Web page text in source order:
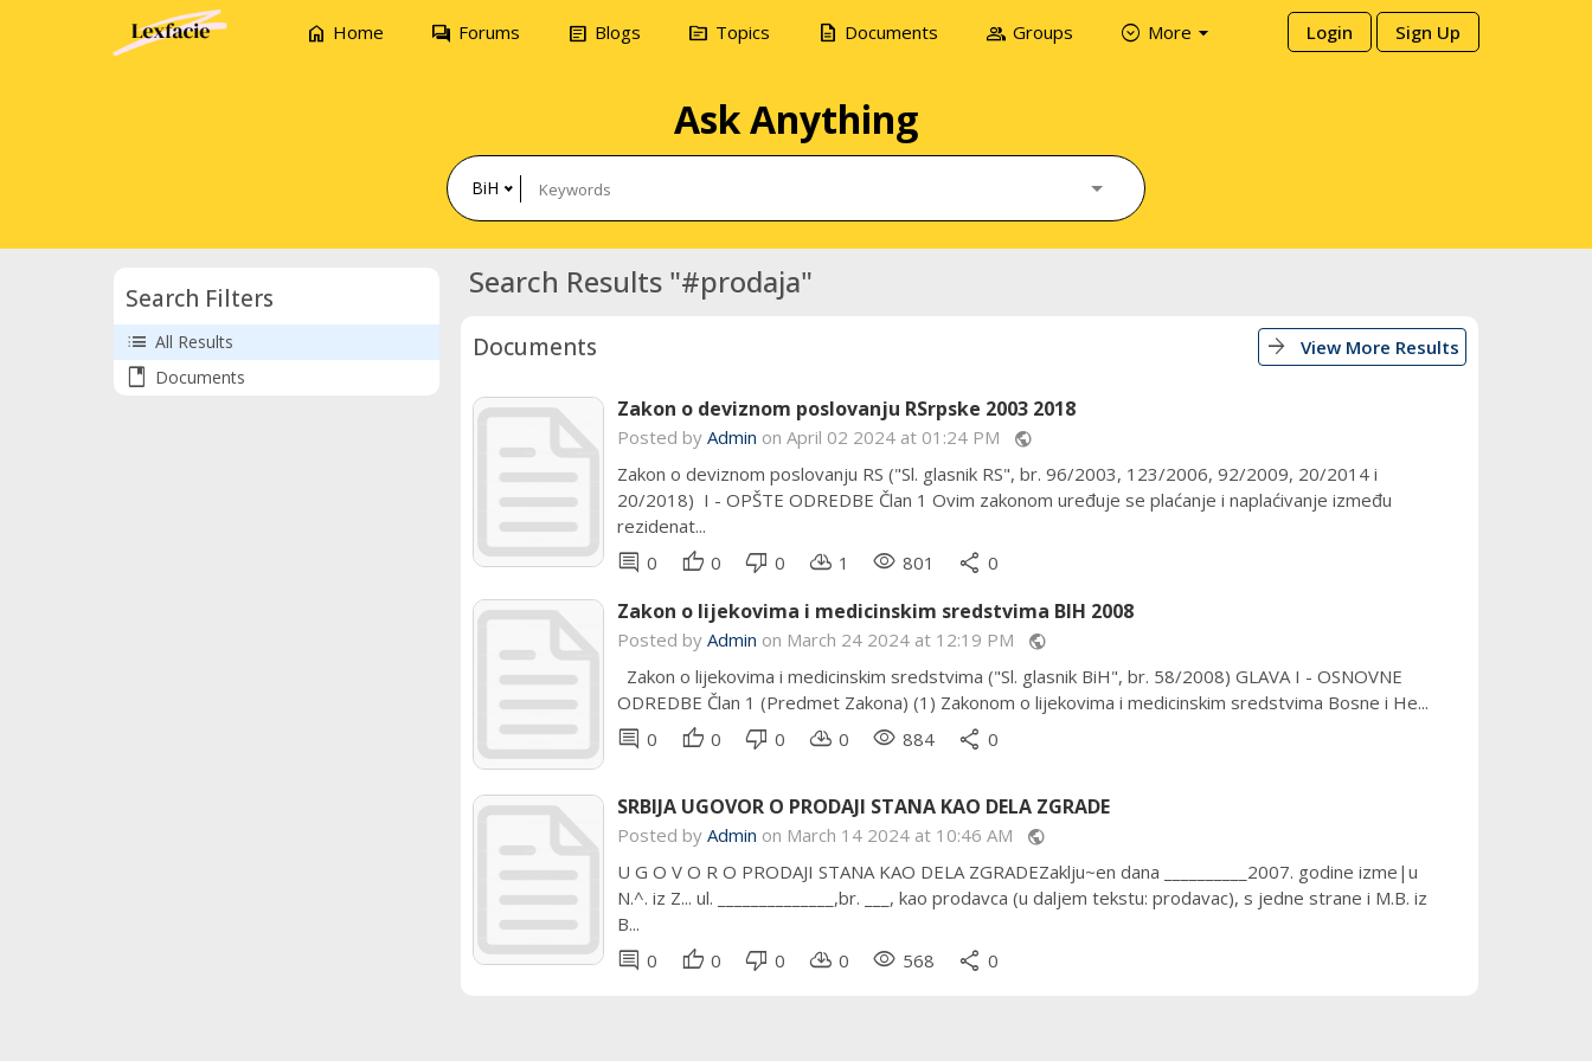
Login Sign Up
home Home forum Forums article Blogs topic Topics description Documents group Groups arrow_drop_down
expand_circle_down More
Ask Anything
BiH
Search Filters
list All Results
book Documents
Search Results "#prodaja"
Documents arrow_forward View More Results
Zakon o deviznom poslovanju RSrpske 2003 2018
Posted by Admin on April 02 2024 at 01:24 PM public
Zakon o deviznom poslovanju RS ("Sl. glasnik RS", br. 96/2003, 123/2006, 92/2009, 20/2014 i
20/2018) I - OPŠTE ODREDBE Član 1 Ovim zakonom uređuje se plaćanje i naplaćivanje između
rezidenat...
comment 0 thumb_up 0 thumb_down 0 cloud_download 1 remove_red_eye 801 share 0
Zakon o lijekovima i medicinskim sredstvima BIH 2008
Posted by Admin on March 24 2024 at 12:19 PM public
Zakon o lijekovima i medicinskim sredstvima ("Sl. glasnik BiH", br. 58/2008) GLAVA I - OSNOVNE
ODREDBE Član 1 (Predmet Zakona) (1) Zakonom o lijekovima i medicinskim sredstvima Bosne i He...
comment 0 thumb_up 0 thumb_down 0 cloud_download 0 remove_red_eye 884 share 0
SRBIJA UGOVOR O PRODAJI STANA KAO DELA ZGRADE
Posted by Admin on March 14 2024 at 10:46 AM public
U G O V O R O PRODAJI STANA KAO DELA ZGRADEZaklju~en dana __________2007. godine izme|u
N.^. iz Z... ul. ______________,br. ___, kao prodavca (u daljem tekstu: prodavac), s jedne strane i M.B. iz
B...
comment 0 thumb_up 0 thumb_down 0 cloud_download 0 remove_red_eye 568 share 0